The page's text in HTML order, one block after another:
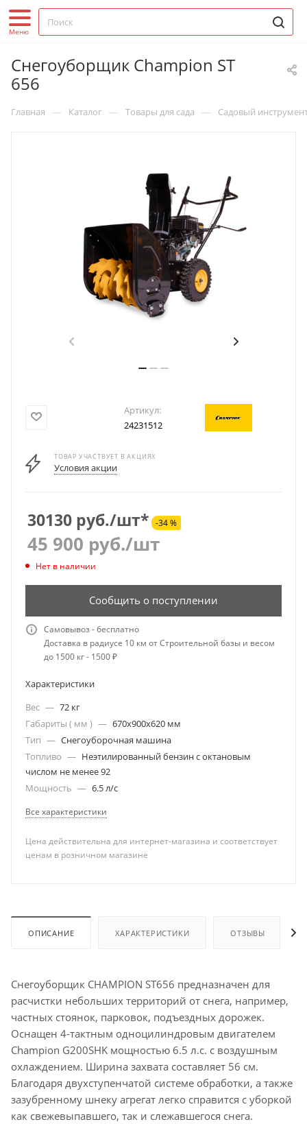
Снегоуборщик Champion ST
656
Главная — Каталог — Товары для сада — Садовый
Артикул:
24231512
ТОВАР УЧАСТВУЕТ В АКЦИЯХ
Условия акции
30130 руб./шт* -34 %
45 900 руб./шт
Нет в наличии
Сообщить о поступлении
Самовывоз - бесплатно
Доставка в радиусе 10 км от Строительной базы и весом
до 1500 кг - 1500 ₽
Характеристики
Вес — 72 кг
Габариты ( мм ) — 670х900х620 мм
Тип — Снегоуборочная машина
Топливо — Неэтилированный бензин с октановым
числом не менее 92
Мощность — 6.5 л/с
Все характеристики
Цена действительна для интернет-магазина и соответствует
ценам в розничном магазине
ОПИСАНИЕ ХАРАКТЕРИСТИКИ ОТЗЫВЫ
Снегоуборщик CHAMPION ST656 предназначен для
расчистки небольших территорий от снега, например,
частных стоянок, парковок, подъездных дорожек.
Оснащен 4-тактным одноцилиндровым двигателем
Champion G200SHK мощностью 6.5 л.с. с воздушным
охлаждением. Ширина захвата составляет 56 см.
Благодаря двухступенчатой системе обработки, а также
зазубренному шнеку агрегат легко справится с уборкой
как свежевыпавшего, так и слежавшегося снега.